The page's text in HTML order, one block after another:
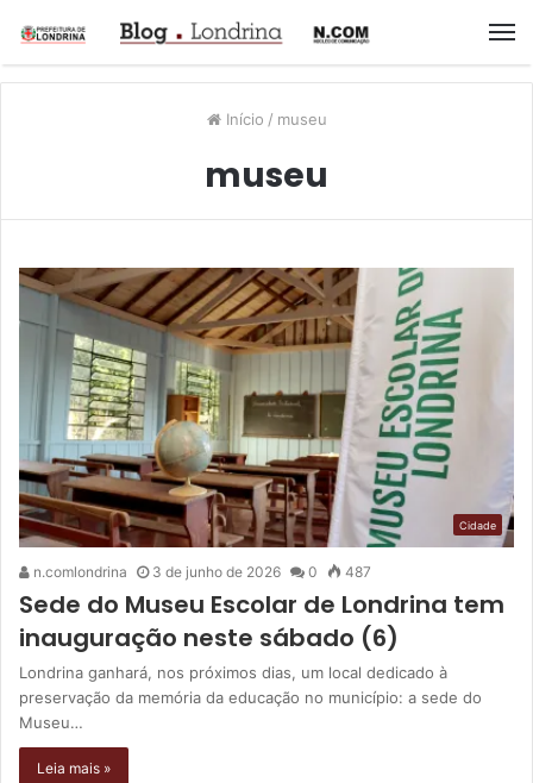
Início / museu
museu
Cidade
n.comlondrina 3 de junho de 2026 0 487
Sede do Museu Escolar de Londrina tem
inauguração neste sábado (6)
Londrina ganhará, nos próximos dias, um local dedicado à
preservação da memória da educação no município: a sede do
Museu…
Leia mais »